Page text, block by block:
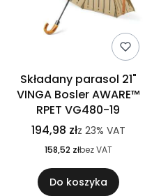
Składany parasol 21"
VINGA Bosler AWARE™
RPET VG480-19
194,98 złz 23% VAT
158,52 złbez VAT
Do koszyka